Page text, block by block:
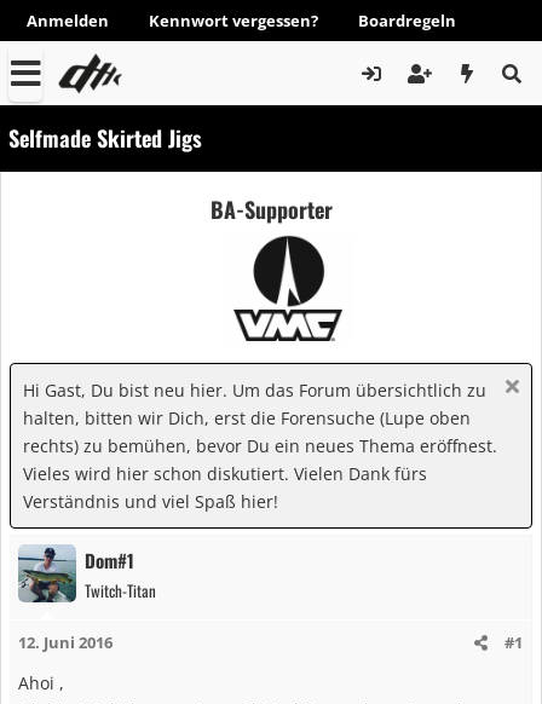
Anmelden Kennwort vergessen? Boardregeln
Selfmade Skirted Jigs
BA-Supporter
Hi Gast, Du bist neu hier. Um das Forum übersichtlich zu
halten, bitten wir Dich, erst die Forensuche (Lupe oben
rechts) zu bemühen, bevor Du ein neues Thema eröffnest.
Vieles wird hier schon diskutiert. Vielen Dank fürs
Verständnis und viel Spaß hier!
Dom#1
Twitch-Titan
12. Juni 2016 #1
Ahoi ,